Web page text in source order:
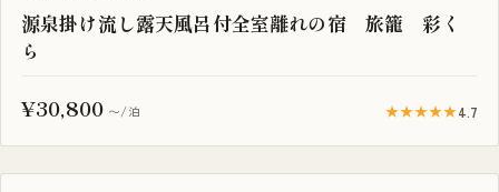
源泉掛け流し露天風呂付全室離れの宿 旅籠 彩く
ら
¥30,800 〜/泊 ★★★★★4.7